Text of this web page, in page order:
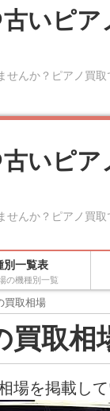
いピア
せんか？ピアノ買
いピア
せんか？ピアノ買
別一覧表
の機種別一覧
買取相場
買取相
場を掲載し